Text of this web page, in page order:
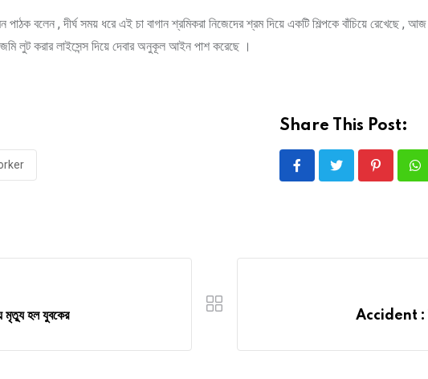
বলেন , দীর্ঘ সময় ধরে এই চা বাগান শ্রমিকরা নিজেদের শ্রম দিয়ে একটি শিল্পকে বাঁচিয়ে রেখেছে ,
লুট করার লাইসেন্স দিয়ে দেবার অনুকূল আইন পাশ করেছে ।
Share This Post:
Pinterest
হল যুবকের Accident :